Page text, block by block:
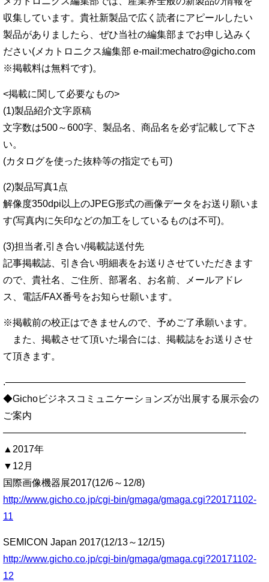
収集しています。貴社新製品で広く読者にアピールしたい
製品がありましたら、ぜひ当社の編集部までお申し込みく
ださい(メカトロニクス編集部 e-mail:mechatro@gicho.com
※掲載料は無料です)。
<掲載に関して必要なもの>
(1)製品紹介文字原稿
文字数は500～600字、製品名、商品名を必ず記載して下さ
い。
(カタログを使った抜粋等の指定でも可)
(2)製品写真1点
解像度350dpi以上のJPEG形式の画像データをお送り願いま
す(写真内に矢印などの加工をしているものは不可)。
(3)担当者,引き合い/掲載誌送付先
記事掲載誌、引き合い明細表をお送りさせていただきます
ので、貴社名、ご住所、部署名、お名前、メールアドレ
ス、電話/FAX番号をお知らせ願います。
※掲載前の校正はできませんので、予めご了承願います。
また、掲載させて頂いた場合には、掲載誌をお送りさせ
て頂きます。
.—————————————————————————
◆Gichoビジネスコミュニケーションズが出展する展示会の
ご案内
—————————————————————————-
▲2017年
▼12月
国際画像機器展2017(12/6～12/8)
http://www.gicho.co.jp/cgi-bin/gmaga/gmaga.cgi?20171102-
11
SEMICON Japan 2017(12/13～12/15)
http://www.gicho.co.jp/cgi-bin/gmaga/gmaga.cgi?20171102-
12